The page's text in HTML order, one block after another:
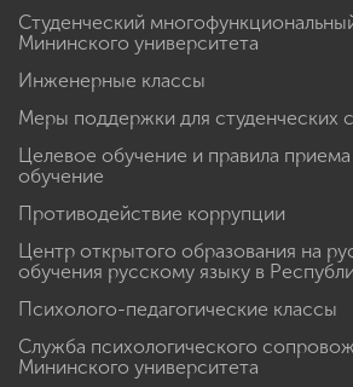
Студенческий
Мининского университета
Инженерные классы
Меры поддержки для студенческих
Целевое обучение и правила
обучение
Противодействие коррупции
Центр открытого образования на
обучения русскому языку в
Психолого-педагогические классы
Служба психологического
Мининского университета